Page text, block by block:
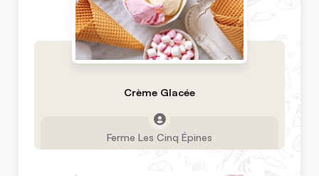
Crème Glacée
Ferme Les Cinq Épines